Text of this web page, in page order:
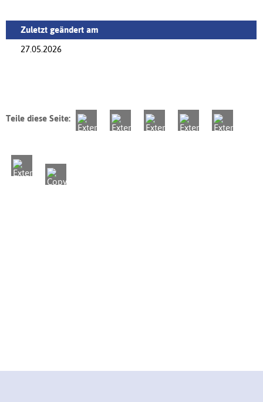
Zuletzt geändert am
27.05.2026
Teile diese Seite: